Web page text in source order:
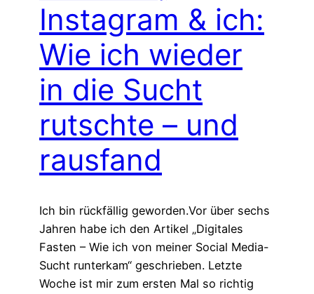
Instagram & ich:
Wie ich wieder
in die Sucht
rutschte – und
rausfand
Ich bin rückfällig geworden.Vor über sechs
Jahren habe ich den Artikel „Digitales
Fasten – Wie ich von meiner Social Media-
Sucht runterkam“ geschrieben. Letzte
Woche ist mir zum ersten Mal so richtig